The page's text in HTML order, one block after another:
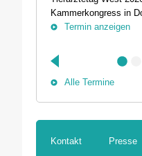
Kammerkongress in
Termin anzeigen
Alle Termine
Kontakt Presse